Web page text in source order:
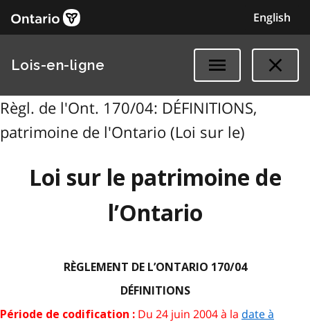
English
Lois-en-ligne
Règl. de l'Ont. 170/04: DÉFINITIONS,
patrimoine de l'Ontario (Loi sur le)
Loi sur le patrimoine de
l’Ontario
RÈGLEMENT DE L’ONTARIO 170/04
DÉFINITIONS
Période de codification : Du 24 juin 2004 à la date à